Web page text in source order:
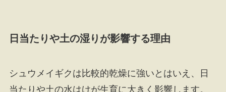
日当たりや土の湿りが影響する理由
シュウメイギクは比較的乾燥に強いとはいえ、日
当たりや土の水はけが生育に大きく影響します。